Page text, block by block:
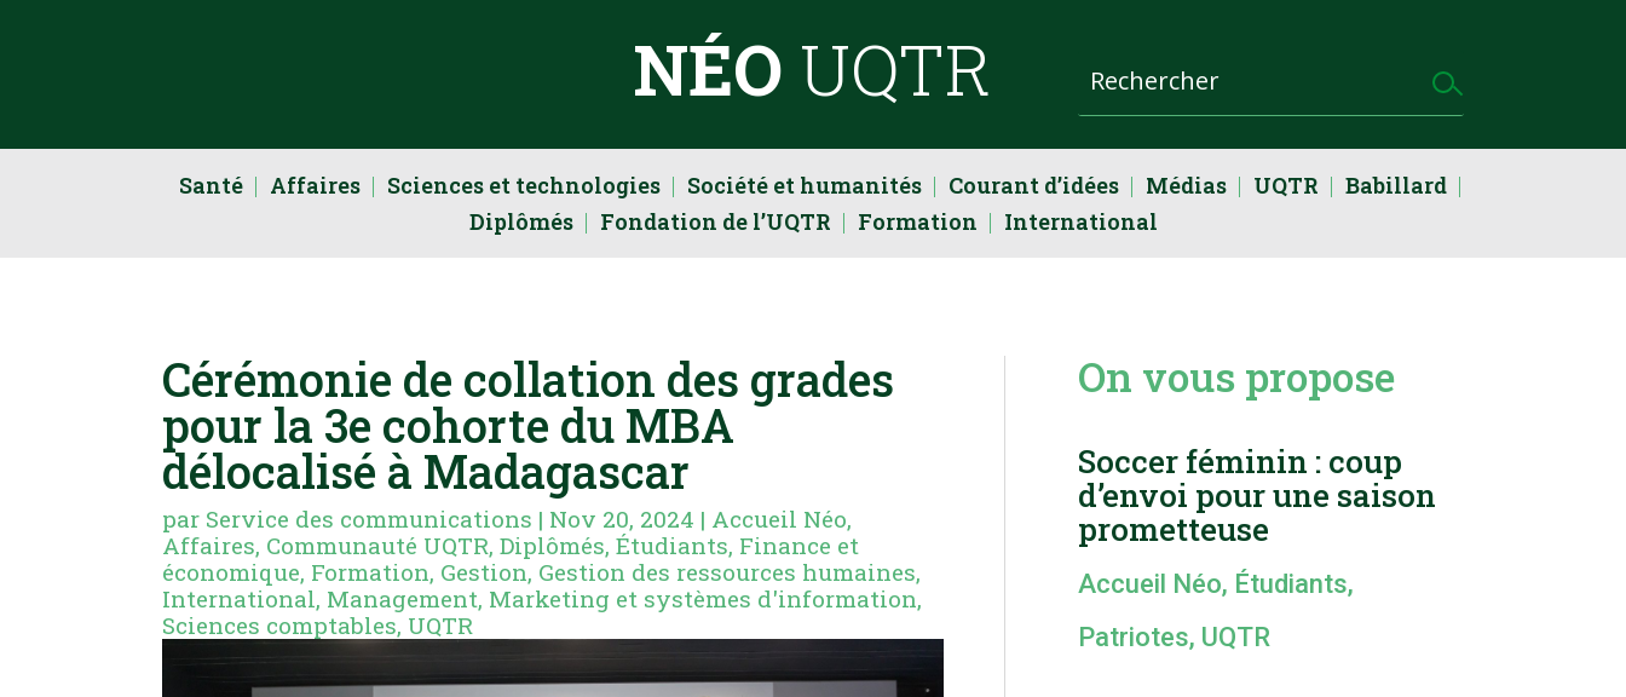
NÉO UQTR
Santé Affaires Sciences et technologies Société et humanités Courant d’idées Médias UQTR
Babillard
Diplômés
Fondation de l’UQTR Formation International
Cérémonie de collation des grades
pour la 3e cohorte du MBA
délocalisé à Madagascar
par Service des communications | Nov 20, 2024 | Accueil Néo,
Affaires, Communauté UQTR,Diplômés,Étudiants, Finance et
économique, Formation, Gestion, Gestion des ressources humaines,
International, Management, Marketing et systèmes d'information,
Sciences comptables, UQTR
On vous propose
Soccer féminin : coup
d’envoi pour une saison
prometteuse
Accueil Néo, Étudiants,
Patriotes, UQTR